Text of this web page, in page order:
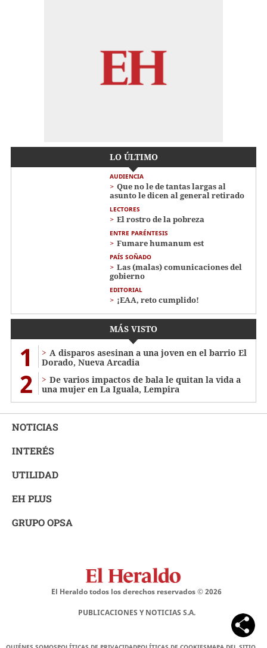
LO ÚLTIMO
AUDIENCIA
Que no le de tantas largas al
asunto le dicen al general retirado
LECTORES
El rostro de la pobreza
ENTRE PARÉNTESIS
Fumare humanum est
PAÍS SOÑADO
Las (malas) comunicaciones del
gobierno
EDITORIAL
¡EAA, reto cumplido!
MÁS VISTO
1
A disparos asesinan a una joven en el barrio El
Dorado, Nueva Arcadia
2
De varios impactos de bala le quitan la vida a
una mujer en La Iguala, Lempira
NOTICIAS
INTERÉS
UTILIDAD
EH PLUS
GRUPO OPSA
El Heraldo todos los derechos reservados ©2026
PUBLICACIONES Y NOTICIAS S.A.